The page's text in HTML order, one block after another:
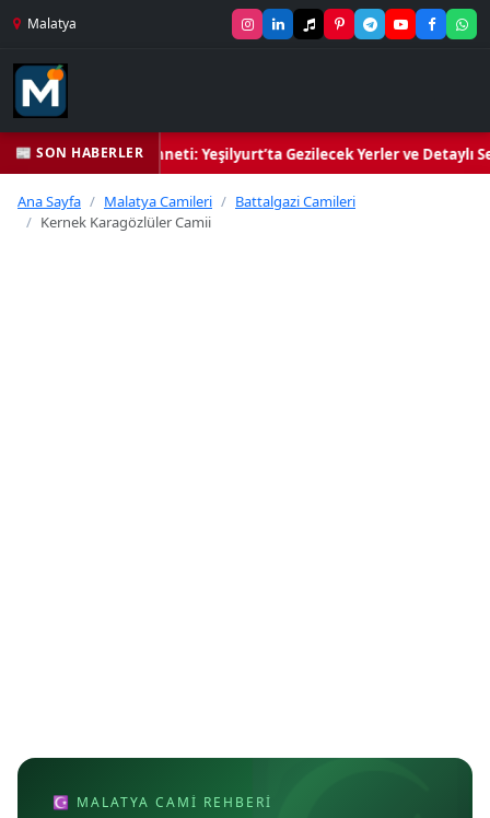
Malatya
📰 SON HABERLER
Kalbi ve Kültür Cenneti: Yeşilyurt’ta Gezilecek Yerler ve Detaylı
Ana Sayfa Malatya Camileri
Battalgazi Camileri
Kernek Karagözlüler Camii
☪ MALATYA CAMI REHBERI